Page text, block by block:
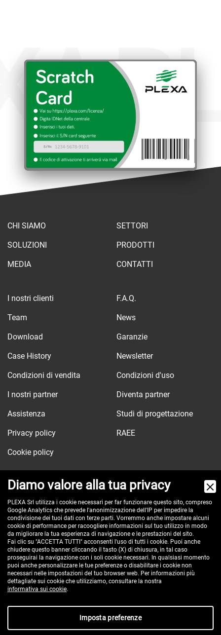
Via dell'Orologio, 103
40037 Sasso Marconi (BO) - ITALY
Tel:+390516517911
Pec:plexa@pec.it
VAT id: IT00582201208
Reg. Imp. BO e C.F. 02485560375
REA 296635 - cap. soc. € 100.000 i.v.
CHI SIAMO SETTORI
SOLUZIONI PRODOTTI
MEDIA CONTATTI
I nostri clienti F.A.Q.
Team News
Download Garanzie
Case History Newsletter
Condizioni di vendita Condizioni d'uso
I nostri partner Diventa partner
Assistenza Studi di progettazione
Privacy policy RAEE
Cookie policy
Diamo valore alla tua privacy
PLEXA Srl utilizza i cookie necessari per far funzionare questo sito, compreso
Google Analytics che prevede l'anonimizzazione dell'IP per impedire la
condivisione dei tuoi dati con terze parti. Vorremmo anche impostare alcuni
cookie di performance per racoogliere informazioni sul tuo utilizzo in modo
da migliorare la tua esperienza di navigazione e le prestazioni del sito.
Fai clic su "ACCETTA TUTTI" acconsenti l'uso di tutti i cookie. Puoi anche
chiudere questo banner cliccando il tasto (X) di chiusura, in tal caso
proseguirai la navigazione con i soli cookie necessari. In qualsiasi momento
puoi anche personalizzare le tue preferenze o disabilitare i cookie non
necessari nelle impostazioni del tuo browser web. Per informazioni più
dettagliate sui cookie che utilizziamo, consultare la nostra
informativa sui cookie.
Imposta preferenze